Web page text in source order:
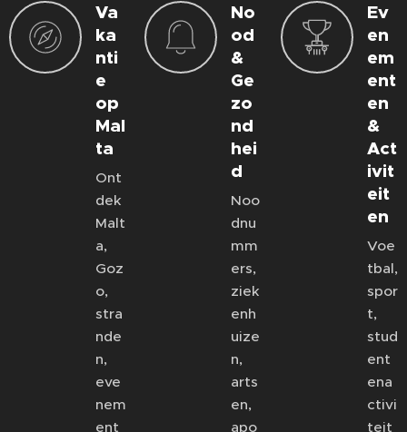
Va
ka
nti
e
op
Mal
ta
Ont
dek
Malt
a,
Goz
o,
stra
nde
n,
eve
nem
ent
No
od
&
Ge
zo
nd
hei
d
Noo
dnu
mm
ers,
ziek
enh
uize
n,
arts
en,
apo
Ev
en
em
ent
en
&
Act
ivit
eit
en
Voe
tbal,
spor
t,
stud
ent
ena
ctivi
teit